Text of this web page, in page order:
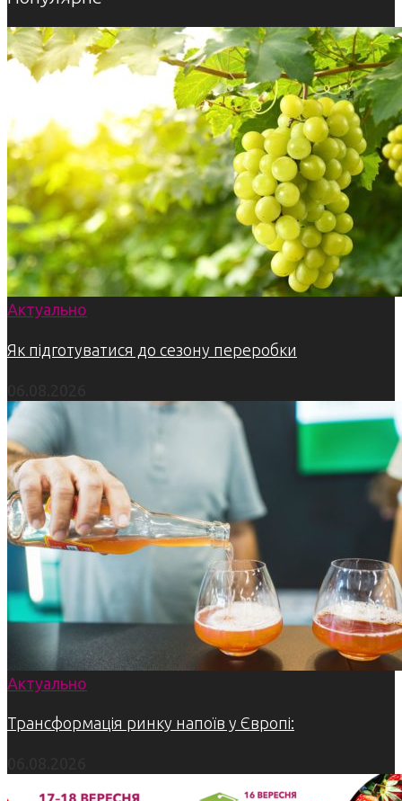
Актуально
Як підготуватися до сезону переробки
Актуально
Трансформація ринку напоїв у Європі: